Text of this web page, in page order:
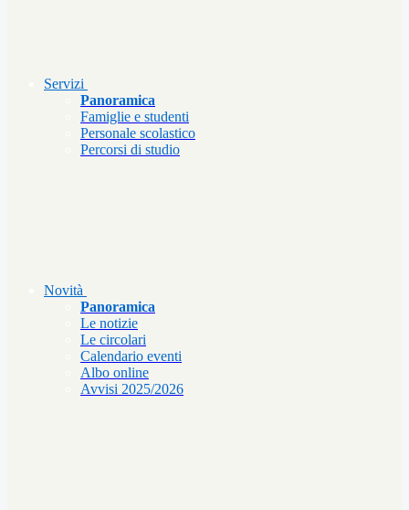
Servizi
Panoramica
Famiglie e studenti
Personale scolastico
Percorsi di studio
Novità
Panoramica
Le notizie
Le circolari
Calendario eventi
Albo online
Avvisi 2025/2026